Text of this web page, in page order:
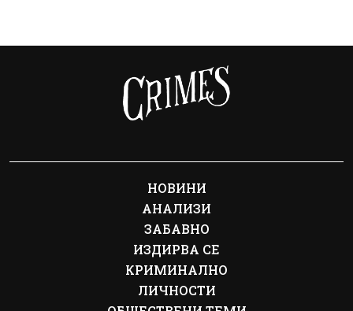
НОВИНИ
АНАЛИЗИ
ЗАБАВНО
ИЗДИРВА СЕ
КРИМИНАЛНО
ЛИЧНОСТИ